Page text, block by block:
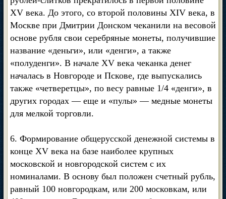
XV века. До этого, со второй половины XIV века, в
Москве при Дмитрии Донском чеканили на весовой
основе рубля свои серебряные монеты, получившие
название «деньги», или «денги», а также
«полуденги». В начале XV века чеканка денег
началась в Новгороде и Пскове, где выпускались
также «четверетцы», по весу равные 1/4 «денги», в
других городах — еще и «пулы» — медные монеты
для мелкой торговли.
6. Формирование общерусской денежной системы в
конце XV века на базе наиболее крупных
московской и новгородской систем с их
номиналами. В основу был положен счетный рубль,
равный 100 новгородкам, или 200 московкам, или